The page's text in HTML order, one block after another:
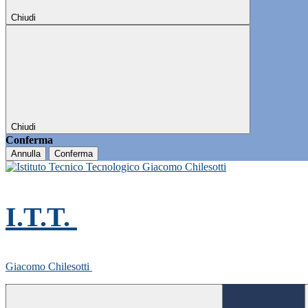
Chiudi
Chiudi
Conferma
Annulla Conferma
I.T.T.
Giacomo Chilesotti